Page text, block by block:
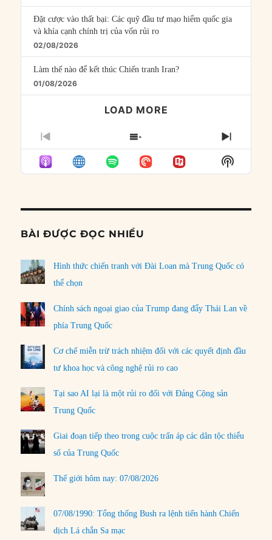
Đặt cược vào thất bại: Các quỹ đầu tư mạo hiểm quốc gia
và khía cạnh chính trị của vốn rủi ro
02/08/2026
Làm thế nào để kết thúc Chiến tranh Iran?
01/08/2026
LOAD MORE
PREVIOUS
EPISODE
SHOW
EPISODES
LIST
NEXT
Show
Podcast
BÀI ĐƯỢC ĐỌC NHIỀU
Hình thức chiến tranh với Đài Loan mà Trung Quốc có
thể chọn
Chính sách ngoại giao của Trump đang đẩy Thái Lan về
phía Trung Quốc
Cơ chế miễn trừ trách nhiệm đối với các quyết định đầu
tư khoa học và công nghệ rủi ro cao
Tại sao AI lại là một rủi ro đối với Đảng Cộng sản
Trung Quốc
Giai đoạn tiếp theo trong cuộc trấn áp các dân tộc thiểu
số của Trung Quốc
Thế giới hôm nay: 07/08/2026
07/08/1990: Tổng thống Bush ra lệnh tiến hành Chiến
dịch Lá chắn Sa mạc